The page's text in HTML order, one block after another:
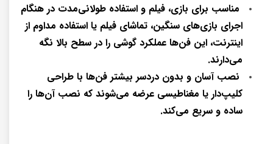
مناسب برای بازی، فیلم و استفاده طولانی‌مدت در هنگام
اجرای بازی‌های سنگین، تماشای فیلم یا استفاده مداوم از
اینترنت، این فن‌ها عملکرد گوشی را در سطح بالا نگه
می‌دارند.
نصب آسان و بدون دردسر بیشتر فن‌ها با طراحی
کلیپ‌دار یا مغناطیسی عرضه می‌شوند که نصب آن‌ها را
ساده و سریع می‌کند.